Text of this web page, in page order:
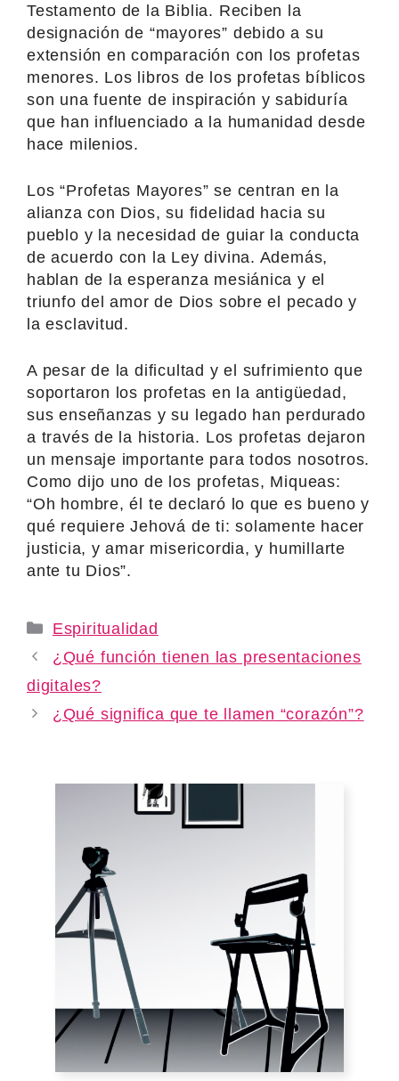
Testamento de la Biblia. Reciben la
designación de “mayores” debido a su
extensión en comparación con los profetas
menores. Los libros de los profetas bíblicos
son una fuente de inspiración y sabiduría
que han influenciado a la humanidad desde
hace milenios.
Los “Profetas Mayores” se centran en la
alianza con Dios, su fidelidad hacia su
pueblo y la necesidad de guiar la conducta
de acuerdo con la Ley divina. Además,
hablan de la esperanza mesiánica y el
triunfo del amor de Dios sobre el pecado y
la esclavitud.
A pesar de la dificultad y el sufrimiento que
soportaron los profetas en la antigüedad,
sus enseñanzas y su legado han perdurado
a través de la historia. Los profetas dejaron
un mensaje importante para todos nosotros.
Como dijo uno de los profetas, Miqueas:
“Oh hombre, él te declaró lo que es bueno y
qué requiere Jehová de ti: solamente hacer
justicia, y amar misericordia, y humillarte
ante tu Dios”.
Categories
Espiritualidad
¿Qué función tienen las presentaciones
digitales?
¿Qué significa que te llamen “corazón”?